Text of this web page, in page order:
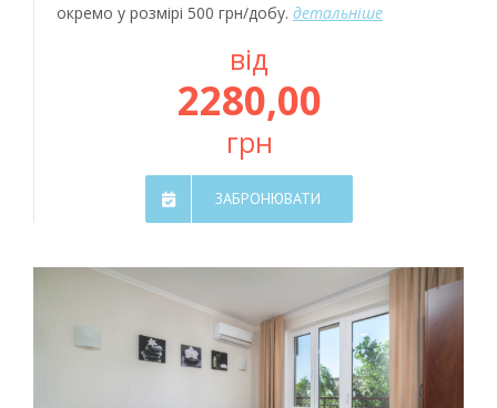
окремо у розмірі 500 грн/добу. детальніше
від
2280,00
грн
ЗАБРОНЮВАТИ